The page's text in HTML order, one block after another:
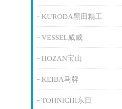
KURODA黑田精工
VESSEL威威
HOZAN宝山
KEIBA马牌
TOHNICHI东日